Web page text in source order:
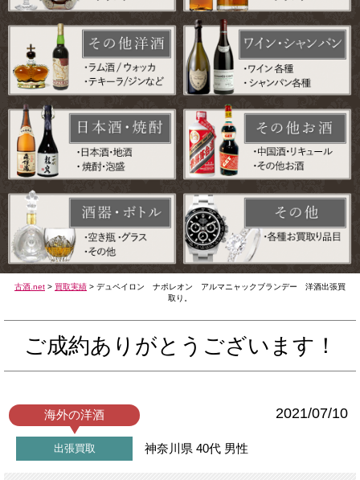
古酒.net > 買取実績 > デュペイロン ナポレオン アルマニャックブランデー 洋酒出張買
取り。
ご成約ありがとうございます！
海外の洋酒 2021/07/10
出張買取 神奈川県 40代 男性